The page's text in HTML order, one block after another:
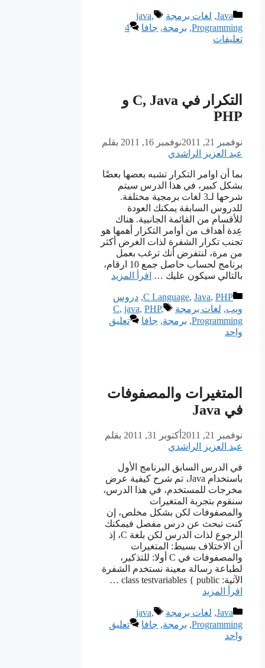
التصنيفات
Java
, لغات برمجة الوسوم
java,
Programming
, برمجة, جافا
4
تعليقات
التكرار في C, Java و
PHP
نوفمبر 21, 2011 نوفمبر 16, 2011
بقلم
عبد العزيز الراشدي
بما أن اوامر التكرار تشبه بعضها بعضًا
بشكل كبير، في هذا الدرس سيتم
شرحها لـ3 لغات برمجية مختلفة.
للدروس السابقة يمكنك العودة
للأقسام من القائمة الجانبية. هناك
عِدة أهداف من أوامر التكرار أهمها هو
تجنب تكرار الشفرة لذات الغرض أكثر
من مرة، لنتفرض أنك ترغب بعمل
برنامج لحساب حاصل جمع 10 ارقام،
بالتالي سيكون عليك … اقرأ المزيد
التصنيفات C Language, Java, PHP
, دروس
ويب, لغات برمجة الوسوم C, java, PHP,
Programming
, برمجة, جافا
تعليق
واحد
المتغيرات والمصفوفات
في Java
نوفمبر 21, 2011 أكتوبر 31, 2011
بقلم
عبد العزيز الراشدي
في الدرس السابق البرنامج الأول
باستخدام Java، تم شرح كيفية عرض
مخرجات للمستخدم، في هذا الدرس،
سنقوم بتجربة المتغيرات
والمصفوفات لكن بشكل مخلص، إن
كنت تبحث عن درس مفصل فيمكنك
الرجوع لذات الدرس لكن بلغة C، إذ
أن الاختلاف بسيط: المتغيرات
والمصفوفات في C أولا: للتذكير،
لطباعة رسالة معينة نستخدم الشفرة
الآتية: class testvariables { public …
اقرأ المزيد
التصنيفات
Java
, لغات برمجة الوسوم
java,
Programming
, برمجة, جافا
تعليق
واحد